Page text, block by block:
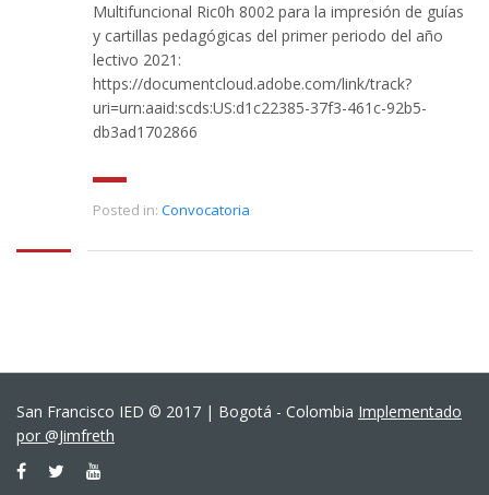
Multifuncional Ric0h 8002 para la impresión de guías
y cartillas pedagógicas del primer periodo del año
lectivo 2021:
https://documentcloud.adobe.com/link/track?
uri=urn:aaid:scds:US:d1c22385-37f3-461c-92b5-
db3ad1702866
Posted in: Convocatoria
San Francisco IED © 2017 | Bogotá - Colombia Implementado
por @Jimfreth